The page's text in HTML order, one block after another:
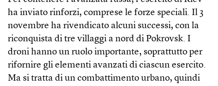
ha inviato rinforzi, comprese le forze speciali. Il 3
novembre ha rivendicato alcuni successi, con la
riconquista di tre villaggi a nord di Pokrovsk. I
droni hanno un ruolo importante, soprattutto per
rifornire gli elementi avanzati di ciascun esercito.
Ma si tratta di un combattimento urbano, quindi